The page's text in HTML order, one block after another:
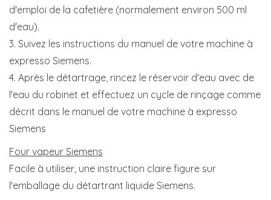
d'emploi de la cafetière (normalement environ ​500 ml
d'eau).
3. Suivez les instructions du manuel de votre ​machine à
expresso Siemens.
4. Après le détartrage, rincez le réservoir d'eau avec de
l'eau du robinet et effectuez un cycle de rinçage comme
décrit dans le manuel de votre ​machine à expresso
Siemens
Four vapeur Siemens
Facile à utiliser, une instruction claire figure sur
l'emballage du détartrant liquide Siemens.